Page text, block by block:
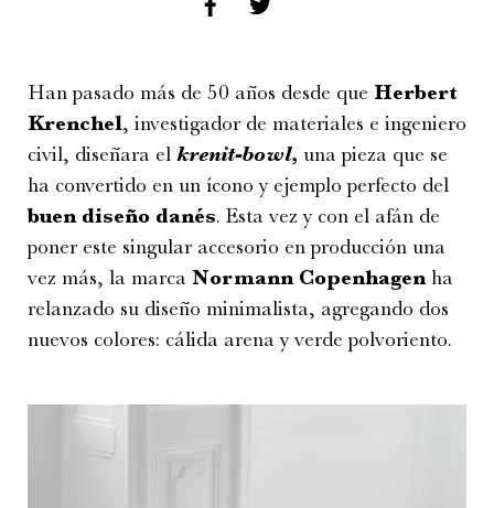
Han pasado más de 50 años desde que Herbert
Krenchel, investigador de materiales e ingeniero
civil, diseñara el krenit-bowl, una pieza que se
ha convertido en un ícono y ejemplo perfecto del
buen diseño danés. Esta vez y con el afán de
poner este singular accesorio en producción una
vez más, la marca Normann Copenhagenha
relanzado su diseño minimalista, agregando dos
nuevos colores: cálida arena y verde polvoriento.